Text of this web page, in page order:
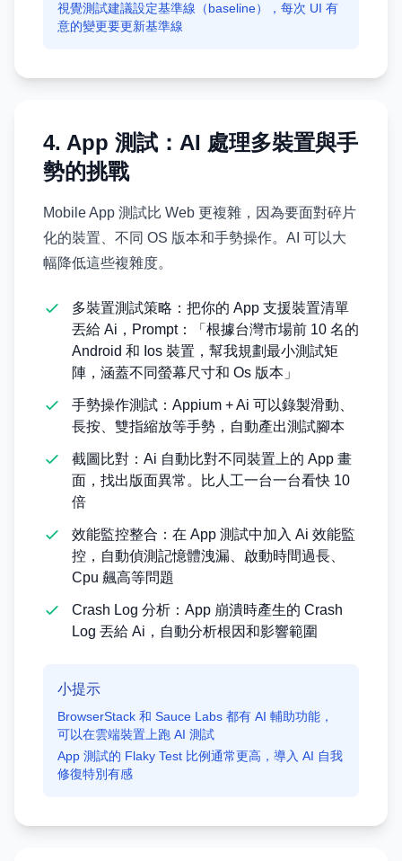
視覺測試建議設定基準線（baseline），每次 UI 有
意的變更要更新基準線
4. App 測試：AI 處理多裝置與手
勢的挑戰
Mobile App 測試比 Web 更複雜，因為要面對碎片
化的裝置、不同 OS 版本和手勢操作。AI 可以大
幅降低這些複雜度。
多裝置測試策略：把你的 App 支援裝置清單
丟給 Ai，Prompt：「根據台灣市場前 10 名的
Android 和 Ios 裝置，幫我規劃最小測試矩
陣，涵蓋不同螢幕尺寸和 Os 版本」
手勢操作測試：Appium + Ai 可以錄製滑動、
長按、雙指縮放等手勢，自動產出測試腳本
截圖比對：Ai 自動比對不同裝置上的 App 畫
面，找出版面異常。比人工一台一台看快 10
倍
效能監控整合：在 App 測試中加入 Ai 效能監
控，自動偵測記憶體洩漏、啟動時間過長、
Cpu 飆高等問題
Crash Log 分析：App 崩潰時產生的 Crash
Log 丟給 Ai，自動分析根因和影響範圍
小提示
BrowserStack 和 Sauce Labs 都有 AI 輔助功能，
可以在雲端裝置上跑 AI 測試
App 測試的 Flaky Test 比例通常更高，導入 AI 自我
修復特別有感